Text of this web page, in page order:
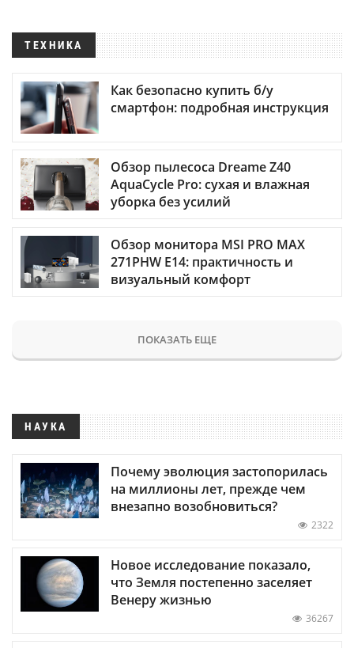
ТЕХНИКА
Как безопасно купить б/у
смартфон: подробная инструкция
Обзор пылесоса Dreame Z40
AquaCycle Pro: сухая и влажная
уборка без усилий
Обзор монитора MSI PRO MAX
271PHW E14: практичность и
визуальный комфорт
ПОКАЗАТЬ ЕЩЕ
НАУКА
Почему эволюция застопорилась
на миллионы лет, прежде чем
внезапно возобновиться?
2322
Новое исследование показало,
что Земля постепенно заселяет
Венеру жизнью
36267